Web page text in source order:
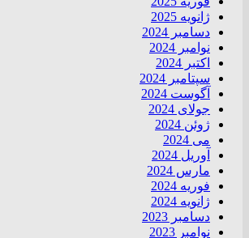
ژانویه 2025
دسامبر 2024
نوامبر 2024
اکتبر 2024
سپتامبر 2024
آگوست 2024
جولای 2024
ژوئن 2024
می 2024
آوریل 2024
مارس 2024
فوریه 2024
ژانویه 2024
دسامبر 2023
نوامبر 2023